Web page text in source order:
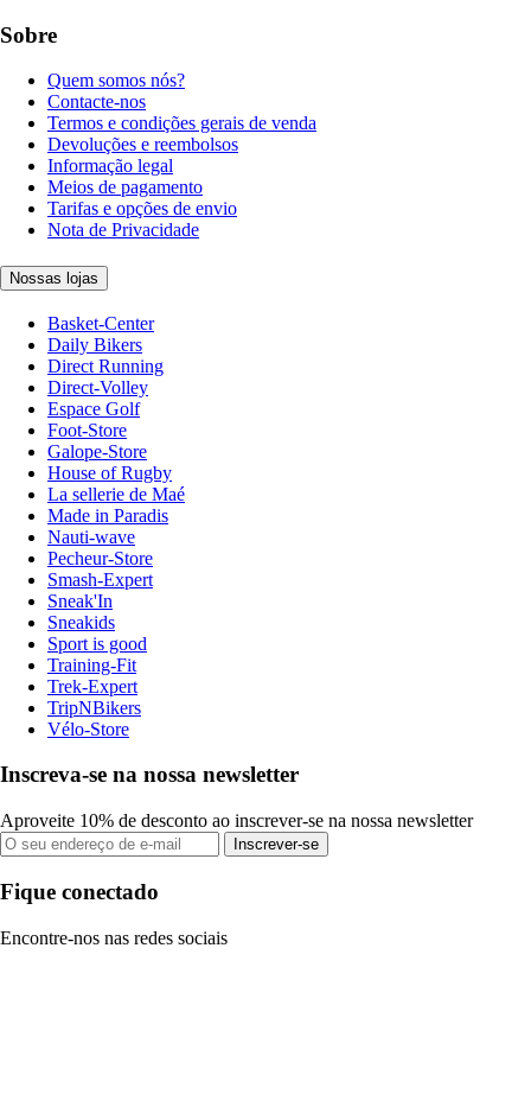
Sobre
Quem somos nós?
Contacte-nos
Termos e condições gerais de venda
Devoluções e reembolsos
Informação legal
Meios de pagamento
Tarifas e opções de envio
Nota de Privacidade
Nossas lojas
Basket-Center
Daily Bikers
Direct Running
Direct-Volley
Espace Golf
Foot-Store
Galope-Store
House of Rugby
La sellerie de Maé
Made in Paradis
Nauti-wave
Pecheur-Store
Smash-Expert
Sneak'In
Sneakids
Sport is good
Training-Fit
Trek-Expert
TripNBikers
Vélo-Store
Inscreva-se na nossa newsletter
Aproveite 10% de desconto ao inscrever-se na nossa newsletter
Inscrever-se
Fique conectado
Encontre-nos nas redes sociais